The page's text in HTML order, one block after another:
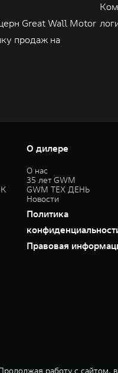
Great Wall Motor
продаж на
О дилере
О нас
35 лет GWM
GWM ТЕХ ДЕНЬ
Новости
Политика
Правовая
работу с сайтом,